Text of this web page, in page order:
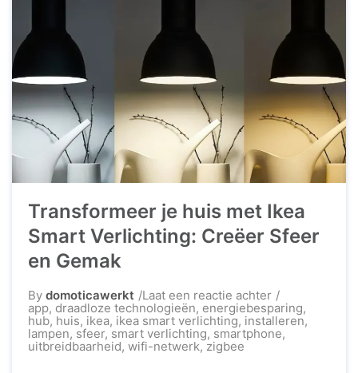
Transformeer je huis met Ikea
Smart Verlichting: Creëer Sfeer
en Gemak
By domoticawerkt Laat een reactie achterop
Transformeer
je
huis
met
app, draadloze technologieën, energiebesparing,
hub, huis, ikea, ikea smart verlichting, installeren,
lampen, sfeer, smart verlichting, smartphone,
uitbreidbaarheid, wifi-netwerk, zigbee